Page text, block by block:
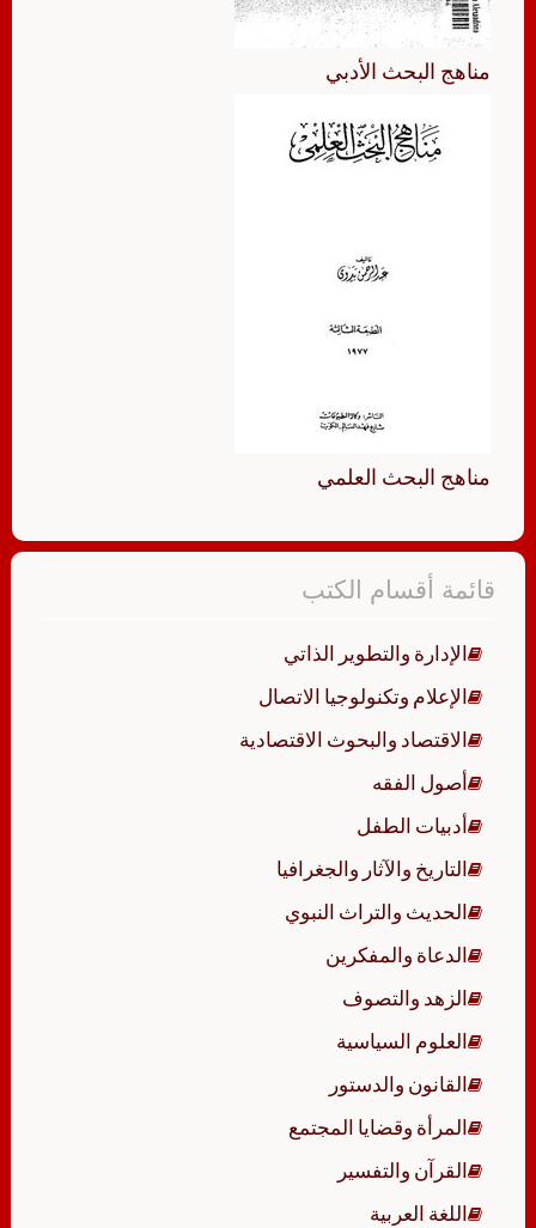
مناهج البحث الأدبي
مناهج البحث العلمي
قائمة أقسام الكتب
الإدارة والتطوير الذاتي
الإعلام وتكنولوجيا الاتصال
الاقتصاد والبحوث الاقتصادية
أصول الفقه
أدبيات الطفل
التاريخ والآثار والجغرافيا
الحديث والتراث النبوي
الدعاة والمفكرين
الزهد والتصوف
العلوم السياسية
القانون والدستور
المرأة وقضايا المجتمع
القرآن والتفسير
اللغة العربية